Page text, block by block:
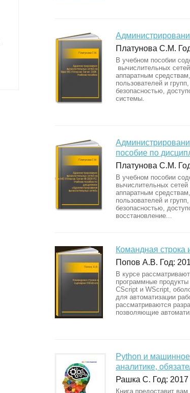
Платунова С.М.
В учебном пособии
вычислительных
аппаратным
пользователей и
безопасностью,
системы.
пособие по
Платунова С.М.
В учебном пособии
вычислительных
аппаратным
пользователей и
безопасностью,
восстановление...
Командная строка
Попов А.В. Год:
В курсе
программные
CScript и WScript,
для автоматизации
рассматриваются
позволяющие
Python и
аналитике,
Рашка С. Год: 2017
Книга предоставит